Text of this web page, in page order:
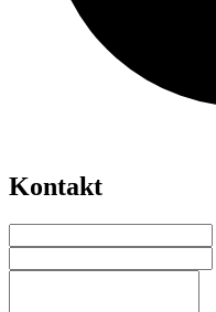
Kontakt